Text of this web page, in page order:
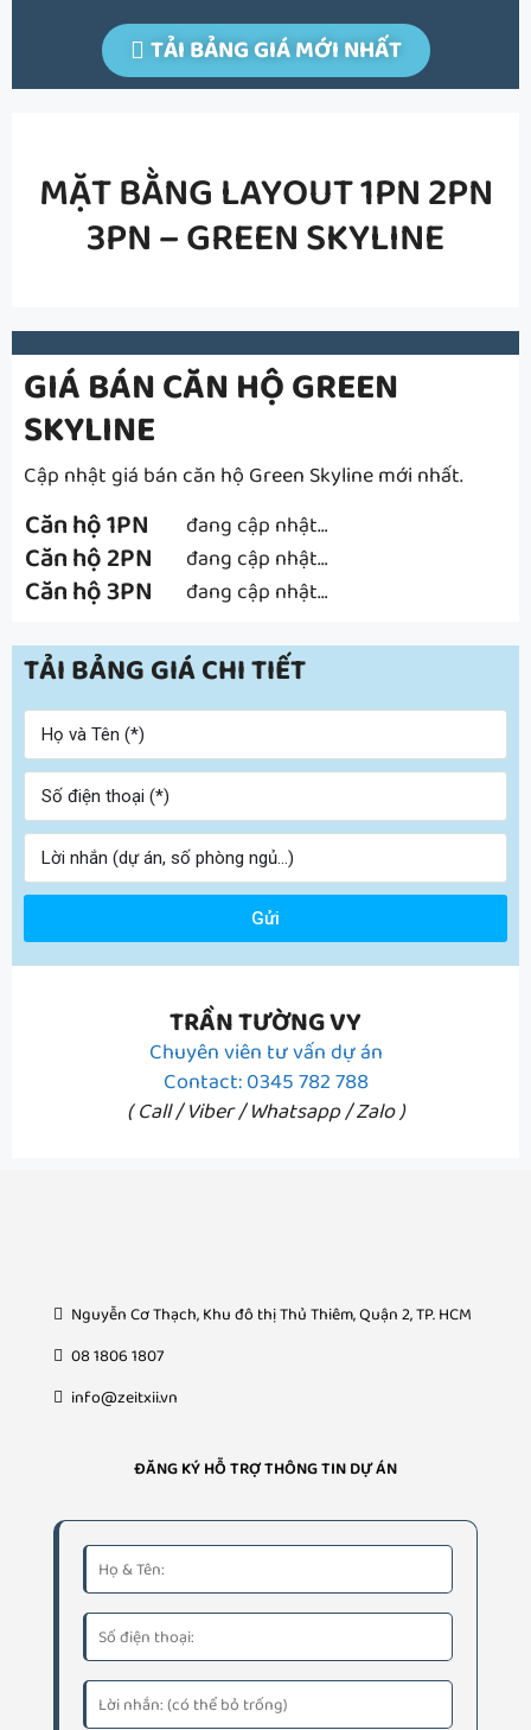
TẢI BẢNG GIÁ MỚI NHẤT
MẶT BẰNG LAYOUT1PN 2PN
3PN – GREEN SKYLINE
GIÁ BÁN CĂN HỘ GREEN
SKYLINE
Cập nhật giá bán căn hộ Green Skyline mới nhất.
Căn hộ 1PN đang cập nhật…
Căn hộ 2PN đang cập nhật…
Căn hộ 3PN đang cập nhật…
TẢI BẢNG GIÁ CHI TIẾT
Gửi
TRẦN TƯỜNG VY
Chuyên viên tư vấn dự án
Contact: 0345 782 788
( Call / Viber / Whatsapp / Zalo )
Nguyễn Cơ Thạch, Khu đô thị Thủ Thiêm, Quận 2, TP. HCM
08 1806 1807
info@zeitxii.vn
ĐĂNG KÝ HỖ TRỢ THÔNG TIN DỰ ÁN